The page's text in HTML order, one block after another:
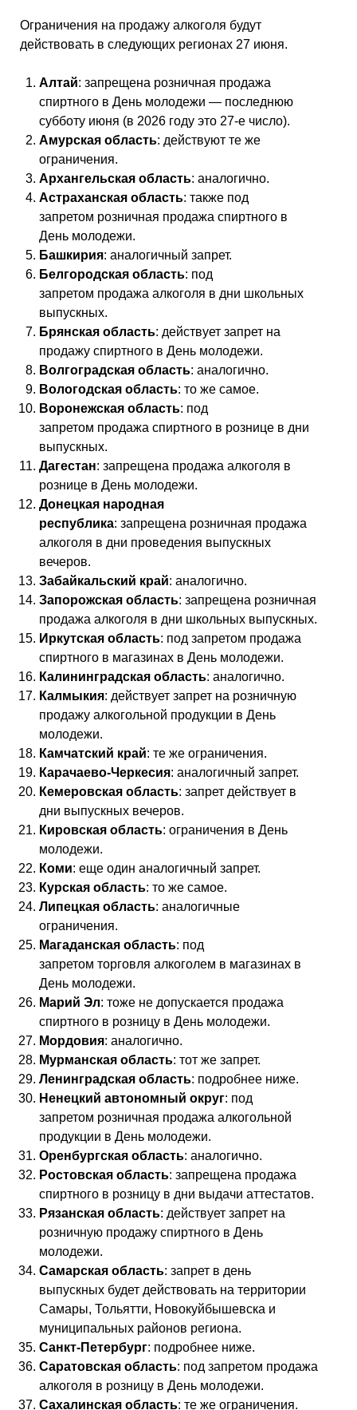
Ограничения на продажу алкоголя будут
действовать в следующих регионах 27 июня.
Алтай: запрещена розничная продажа
спиртного в День молодежи — последнюю
субботу июня (в 2026 году это 27-е число).
Амурская область: действуют те же
ограничения.
Архангельская область: аналогично.
Астраханская область: также под
запретом розничная продажа спиртного в
День молодежи.
Башкирия: аналогичный запрет.
Белгородская область: под
запретом продажа алкоголя в дни школьных
выпускных.
Брянская область: действует запрет на
продажу спиртного в День молодежи.
Волгоградская область: аналогично.
Вологодская область: то же самое.
Воронежская область: под
запретом продажа спиртного в рознице в дни
выпускных.
Дагестан: запрещена продажа алкоголя в
рознице в День молодежи.
Донецкая народная
республика: запрещена розничная продажа
алкоголя в дни проведения выпускных
вечеров.
Забайкальский край: аналогично.
Запорожская область: запрещена розничная
продажа алкоголя в дни школьных выпускных.
Иркутская область: под запретом продажа
спиртного в магазинах в День молодежи.
Калининградская область: аналогично.
Калмыкия: действует запрет на розничную
продажу алкогольной продукции в День
молодежи.
Камчатский край: те же ограничения.
Карачаево-Черкесия: аналогичный запрет.
Кемеровская область: запрет действует в
дни выпускных вечеров.
Кировская область: ограничения в День
молодежи.
Коми: еще один аналогичный запрет.
Курская область: то же самое.
Липецкая область: аналогичные
ограничения.
Магаданская область: под
запретом торговля алкоголем в магазинах в
День молодежи.
Марий Эл: тоже не допускается продажа
спиртного в розницу в День молодежи.
Мордовия: аналогично.
Мурманская область: тот же запрет.
Ленинградская область: подробнее ниже.
Ненецкий автономный округ: под
запретом розничная продажа алкогольной
продукции в День молодежи.
Оренбургская область: аналогично.
Ростовская область: запрещена продажа
спиртного в розницу в дни выдачи аттестатов.
Рязанская область: действует запрет на
розничную продажу спиртного в День
молодежи.
Самарская область: запрет в день
выпускных будет действовать на территории
Самары, Тольятти, Новокуйбышевска и
муниципальных районов региона.
Санкт-Петербург: подробнее ниже.
Саратовская область: под запретом продажа
алкоголя в розницу в День молодежи.
Сахалинская область: те же ограничения.